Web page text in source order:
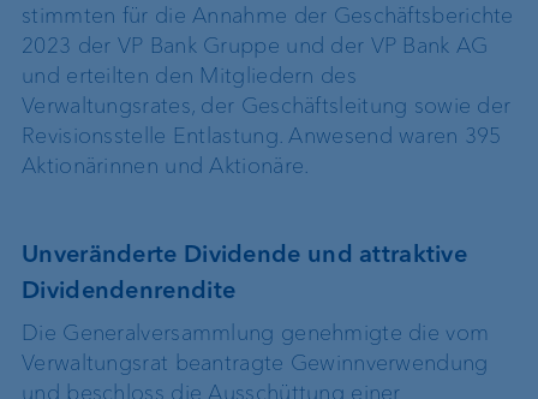
stimmten für die Annahme der Geschäftsberichte
2023 der VP Bank Gruppe und der VP Bank AG
und erteilten den Mitgliedern des
Verwaltungsrates, der Geschäftsleitung sowie der
Revisionsstelle Entlastung. Anwesend waren 395
Aktionärinnen und Aktionäre.
Unveränderte Dividende und attraktive
Dividendenrendite
Die Generalversammlung genehmigte die vom
Verwaltungsrat beantragte Gewinnverwendung
und beschloss die Ausschüttung einer